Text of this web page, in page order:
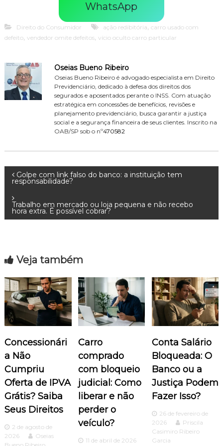
WhatsApp
Direito do Consumidor ação redibitória, carro usado com
defeito, vendedor omite defeitos, vício oculto carro particular
Oseias Bueno Ribeiro
Oseias Bueno Ribeiro é advogado especialista em Direito
Previdenciário, dedicado à defesa dos direitos dos
segurados e aposentados perante o INSS. Com atuação
estratégica em concessões de benefícios, revisões e
planejamento previdenciário, busca garantir a justiça
social e a segurança financeira de seus clientes. Inscrito na
OAB/SP sob o nº470582
N
a
v
g
a
ç
ã
o
d
e
P
Golpe com link falso do banco: a instituição tem
responsabilidade?
Trabalho em mercado ou loja pequena e não recebo
hora extra. É possível cobrar?
Veja também
Concessionári
a Não
Cumpriu
Oferta de IPVA
Grátis? Saiba
Seus Direitos
2 de agosto de
2026
Oseias
Carro
comprado
com bloqueio
judicial: Como
liberar e não
perder o
veículo?
11 de abril de 2026
Conta Salário
Bloqueada: O
Banco ou a
Justiça Podem
Fazer Isso?
26 de fevereiro de
2026
Priscila
Casimiro Ribeiro
Garcia